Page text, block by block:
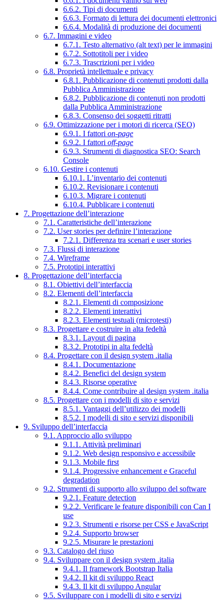
6.6.2. Tipi di documenti
6.6.3. Formato di lettura dei documenti elettronici
6.6.4. Modalità di produzione dei documenti
6.7. Immagini e video
6.7.1. Testo alternativo (alt text) per le immagini
6.7.2. Sottotitoli per i video
6.7.3. Trascrizioni per i video
6.8. Proprietà intellettuale e privacy
6.8.1. Pubblicazione di contenuti prodotti dalla
Pubblica Amministrazione
6.8.2. Pubblicazione di contenuti non prodotti
dalla Pubblica Amministrazione
6.8.3. Consenso dei soggetti ritratti
6.9. Ottimizzazione per i motori di ricerca (SEO)
6.9.1. I fattori on-page
6.9.2. I fattori off-page
6.9.3. Strumenti di diagnostica SEO: Search
Console
6.10. Gestire i contenuti
6.10.1. L’inventario dei contenuti
6.10.2. Revisionare i contenuti
6.10.3. Migrare i contenuti
6.10.4. Pubblicare i contenuti
7. Progettazione dell’interazione
7.1. Caratteristiche dell’interazione
7.2. User stories per definire l’interazione
7.2.1. Differenza tra scenari e user stories
7.3. Flussi di interazione
7.4. Wireframe
7.5. Prototipi interattivi
8. Progettazione dell’interfaccia
8.1. Obiettivi dell’interfaccia
8.2. Elementi dell’interfaccia
8.2.1. Elementi di composizione
8.2.2. Elementi interattivi
8.2.3. Elementi testuali (microtesti)
8.3. Progettare e costruire in alta fedeltà
8.3.1. Layout di pagina
8.3.2. Prototipi in alta fedeltà
8.4. Progettare con il design system .italia
8.4.1. Documentazione
8.4.2. Benefici del design system
8.4.3. Risorse operative
8.4.4. Come contribuire al design system .italia
8.5. Progettare con i modelli di sito e servizi
8.5.1. Vantaggi dell’utilizzo dei modelli
8.5.2. I modelli di sito e servizi disponibili
9. Sviluppo dell’interfaccia
9.1. Approccio allo sviluppo
9.1.1. Attività preliminari
9.1.2. Web design responsivo e accessibile
9.1.3. Mobile first
9.1.4. Progressive enhancement e Graceful
degradation
9.2. Strumenti di supporto allo sviluppo del software
9.2.1. Feature detection
9.2.2. Verificare le feature disponibili con Can I
use
9.2.3. Strumenti e risorse per CSS e JavaScript
9.2.4. Supporto browser
9.2.5. Misurare le prestazioni
9.3. Catalogo del riuso
9.4. Sviluppare con il design system .italia
9.4.1. Il framework Bootstrap Italia
9.4.2. Il kit di sviluppo React
9.4.3. Il kit di sviluppo Angular
9.5. Sviluppare con i modelli di sito e servizi